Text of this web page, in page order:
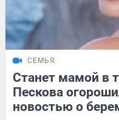
СЕМЬЯ
Станет мамой в
Пескова
новостью о